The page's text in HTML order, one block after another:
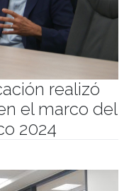
realizó
el marco del
2024